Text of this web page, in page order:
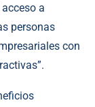
a
personas
con